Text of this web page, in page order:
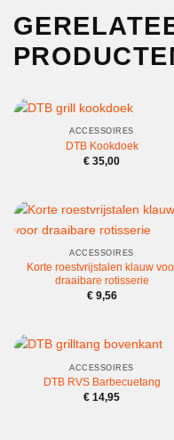
ACCESSOIRES
DTB Kookdoek
€ 35,00
ACCESSOIRES
Korte roestvrijstalen klauw
draaibare rotisserie
€9,56
ACCESSOIRES
DTB RVS Barbecuetang
€ 14,95